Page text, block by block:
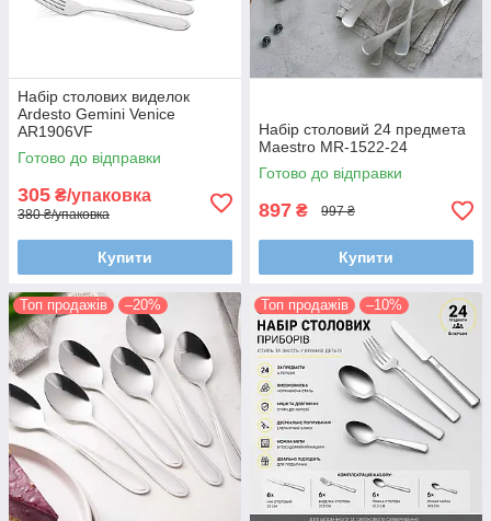
Набір столових виделок
Ardesto Gemini Venice
AR1906VF
Готово до відправки
305 ₴/упаковка
380 ₴/упаковка
Купити
Набір столовий 24 предмета
Maestro MR-1522-24
Готово до відправки
897 ₴ 997 ₴
Купити
Топ продажів –20% Топ продажів –10%